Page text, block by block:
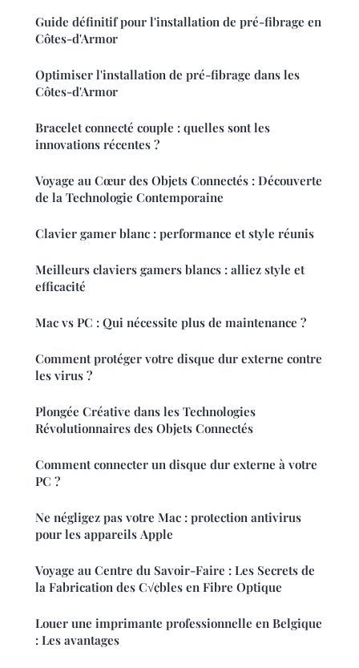
Guide définitif pour l'installation de pré-fibrage en
Côtes-d'Armor
Optimiser l'installation de pré-fibrage dans les
Côtes-d'Armor
Bracelet connecté couple : quelles sont les
innovations récentes ?
Voyage au Cœur des Objets Connectés : Découverte
de la Technologie Contemporaine
Clavier gamer blanc : performance et style réunis
Meilleurs claviers gamers blancs : alliez style et
efficacité
Mac vs PC : Qui nécessite plus de maintenance ?
Comment protéger votre disque dur externe contre
les virus ?
Plongée Créative dans les Technologies
Révolutionnaires des Objets Connectés
Comment connecter un disque dur externe à votre
PC ?
Ne négligez pas votre Mac : protection antivirus
pour les appareils Apple
Voyage au Centre du Savoir-Faire : Les Secrets de
la Fabrication des C√¢bles en Fibre Optique
Louer une imprimante professionnelle en Belgique
: Les avantages